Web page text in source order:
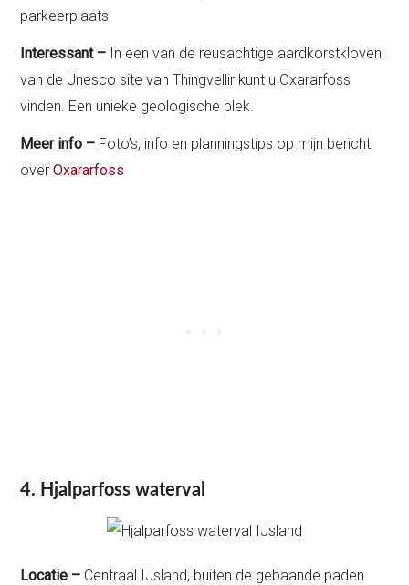
parkeerplaats
Interessant – In een van de reusachtige aardkorstkloven
van de Unesco site van Thingvellir kunt u Oxararfoss
vinden. Een unieke geologische plek.
Meer info – Foto’s, info en planningstips op mijn bericht
overOxararfoss
4. Hjalparfoss waterval
Locatie – Centraal IJsland, buiten de gebaande paden